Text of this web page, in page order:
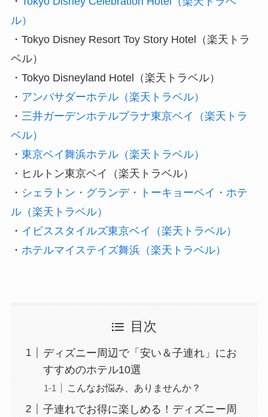
ル）
・Tokyo Disney Resort Toy Story Hotel（楽天トラ
ベル）
・Tokyo Disneyland Hotel（楽天トラベル）
・ アンバサダーホテル（楽天トラベル）
・ 三井ガーデンホテルプラナ東京ベイ（楽天トラ
ベル）
・ 東京ベイ舞浜ホテル（楽天トラベル）
・ヒルトン東京ベイ（楽天トラベル）
・ シェラトン・グランデ・トーキョーベイ・ホテ
ル（楽天トラベル）
・ イビススタイルズ東京ベイ（楽天トラベル）
・ ホテルマイステイズ舞浜（楽天トラベル）
目次
ディズニー周辺で「安い＆子連れ」にお
すすめのホテル10選
こんなお悩み、ありませんか？
子連れでお得に楽しめる！ディズニー周